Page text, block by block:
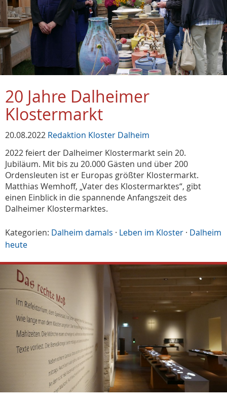
20 Jahre Dalheimer
Klostermarkt
20.08.2022 Redaktion Kloster Dalheim
2022 feiert der Dalheimer Klostermarkt sein 20.
Jubiläum. Mit bis zu 20.000 Gästen und über 200
Ordensleuten ist er Europas größter Klostermarkt.
Matthias Wemhoff, „Vater des Klostermarktes“, gibt
einen Einblick in die spannende Anfangszeit des
Dalheimer Klostermarktes.
Kategorien: Dalheim damals · Leben im Kloster · Dalheim
heute